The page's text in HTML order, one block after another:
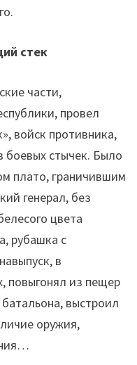
стек
части,
провел
войск противника,
боевых стычек. Было
плато, граничившим
генерал, без
цвета
рубашка с
в
повыгонял из пещер
выстроил
оружия,